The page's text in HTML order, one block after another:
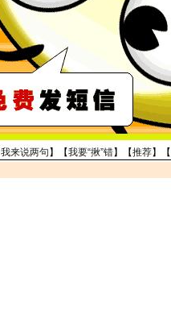
我来说两句 】【我要“揪”错】【推荐】